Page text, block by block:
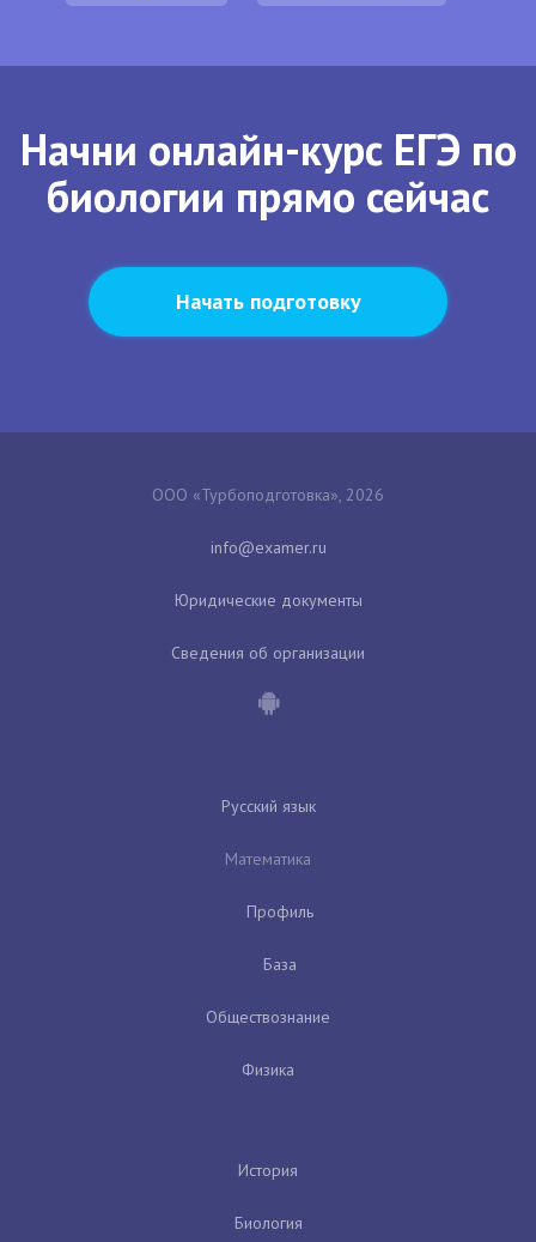
Начни онлайн-курс ЕГЭ по
биологии прямо сейчас
Начать подготовку
ООО «Турбоподготовка», 2026
Юридические документы
Сведения об организации
Русский язык
Математика
Профиль
База
Обществознание
Физика
История
Биология